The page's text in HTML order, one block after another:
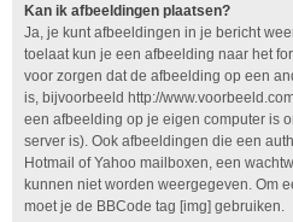
Kan ik afbeeldingen plaatsen?
Ja, je kunt afbeeldingen in je bericht
toelaat kun je een afbeelding naar het
voor zorgen dat de afbeelding op een
is, bijvoorbeeld http://
een afbeelding op je eigen computer is
server is). Ook afbeeldingen die een
Hotmail of Yahoo mailboxen, een
kunnen niet worden weergegeven. Om
moet je de BBCode tag [img] gebruiken.